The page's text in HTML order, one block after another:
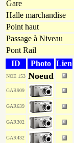
Gare
Halle marchandise
Point haut
Passage à Niveau
Pont Rail
ID
Photo Lien
NOE 153 Noeud
GAR909
GAR639
GAR302
GAR432